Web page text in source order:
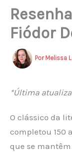
Fiódor
Por Melissa
*Última
O clássico da
completou 150
que se